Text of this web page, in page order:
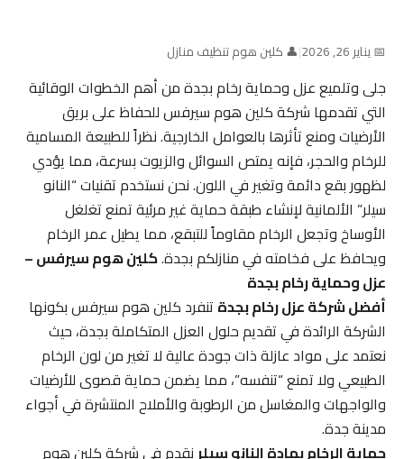
📅 يناير 26, 2026 |👤 كلين هوم تنظيف منازل
جلى وتلميع عزل وحماية رخام بجدة من أهم الخطوات الوقائية
التي تقدمها شركة كلين هوم سيرفس للحفاظ على بريق
الأرضيات ومنع تأثرها بالعوامل الخارجية. نظراً للطبيعة المسامية
للرخام والحجر، فإنه يمتص السوائل والزيوت بسرعة، مما يؤدي
لظهور بقع دائمة وتغير في اللون. نحن نستخدم تقنيات “النانو
سيلر” الألمانية لإنشاء طبقة حماية غير مرئية تمنع تغلغل
الأوساخ وتجعل الرخام مقاوماً للتبقع، مما يطيل عمر الرخام
ويحافظ على فخامته في منازلكم بجدة.كلين هوم سيرفس –
عزل وحماية رخام بجدة
أفضل شركة عزل رخام بجدةتنفرد كلين هوم سيرفس بكونها
الشركة الرائدة في تقديم حلول العزل المتكاملة بجدة، حيث
نعتمد على مواد عازلة ذات جودة عالية لا تغير من لون الرخام
الطبيعي ولا تمنع “تنفسه”، مما يضمن حماية قصوى للأرضيات
والواجهات والمغاسل من الرطوبة والأملاح المنتشرة في أجواء
مدينة جدة.
حماية الرخام بمادة النانو سيلرنقدم في شركة كلين هوم